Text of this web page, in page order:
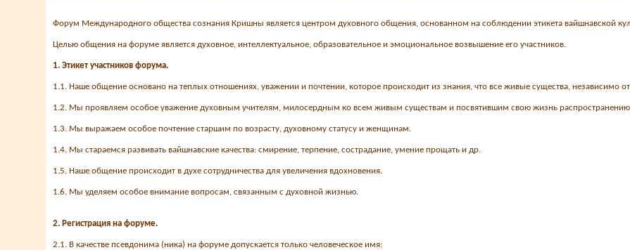
Форум Международного общества сознания Кришны является центром духовного общения, основанном на соблюдении этикета вайшнавской
Целью общения на форуме является духовное, интеллектуальное, образовательное и эмоциональное возвышение его участников.
1. Этикет участников форума.
1.1. Наше общение основано на теплых отношениях, уважении и почтении, которое происходит из знания, что все живые существа, независимо
1.2. Мы проявляем особое уважение духовным учителям, милосердным ко всем живым существам и посвятившим свою жизнь распространению
1.3. Мы выражаем особое почтение старшим по возрасту, духовному статусу и женщинам.
1.4. Мы стараемся развивать вайшнавские качества: смирение, терпение, сострадание, умение прощать и др.
1.5. Наше общение происходит в духе сотрудничества для увеличения вдохновения.
1.6. Мы уделяем особое внимание вопросам, связанным с духовной жизнью.
2. Регистрация на форуме.
2.1. В качестве псевдонима (ника) на форуме допускается только человеческое имя: